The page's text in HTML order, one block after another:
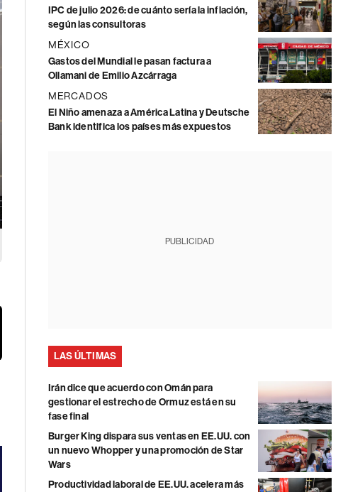
IPC de julio 2026: de cuánto sería la inflación,
según las consultoras
MÉXICO
Gastos del Mundial le pasan factura a
Ollamani de Emilio Azcárraga
MERCADOS
El Niño amenaza a América Latina y Deutsche
Bank identifica los países más expuestos
PUBLICIDAD
LAS ÚLTIMAS
Irán dice que acuerdo con Omán para
gestionar el estrecho de Ormuz está en su
fase final
Burger King dispara sus ventas en EE.UU. con
un nuevo Whopper y una promoción de Star
Wars
Productividad laboral de EE.UU. acelera más